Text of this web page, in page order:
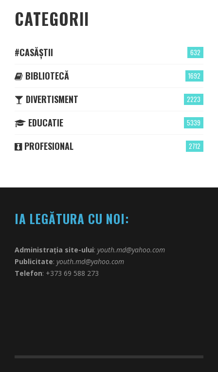
CATEGORII
632
#CASĂȘTII
1692
BIBLIOTECĂ
2223
DIVERTISMENT
5339
EDUCATIE
2712
PROFESIONAL
IA LEGĂTURA CU NOI:
Administrația site-ului: youth.md@yahoo.com
Publicitate: youth.md@yahoo.com
Telefon: +373 69 588 273